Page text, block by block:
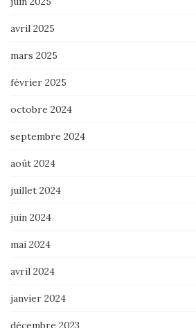
avril 2025
mars 2025
février 2025
octobre 2024
septembre 2024
août 2024
juillet 2024
juin 2024
mai 2024
avril 2024
janvier 2024
décembre 2023